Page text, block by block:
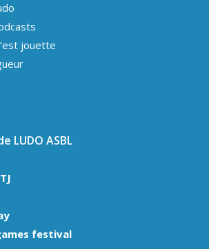
jouette
LUDO ASBL
festival